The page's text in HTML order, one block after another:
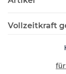
Vollzeitkraft